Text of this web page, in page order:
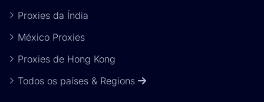
Proxies da Índia
México Proxies
Proxies de Hong Kong
Todos os países & Regions